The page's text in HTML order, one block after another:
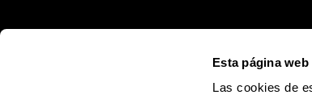
Esta página
Las cookies de